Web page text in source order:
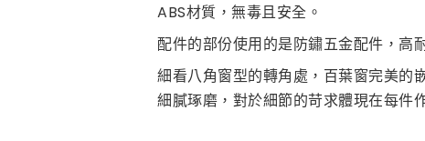
ABS材質，無毒且安全。
配件的部份使用的是防鏽五金配件，高
細看八角窗型的轉角處，百葉窗完美的
細膩琢磨，對於細節的苛求體現在每件